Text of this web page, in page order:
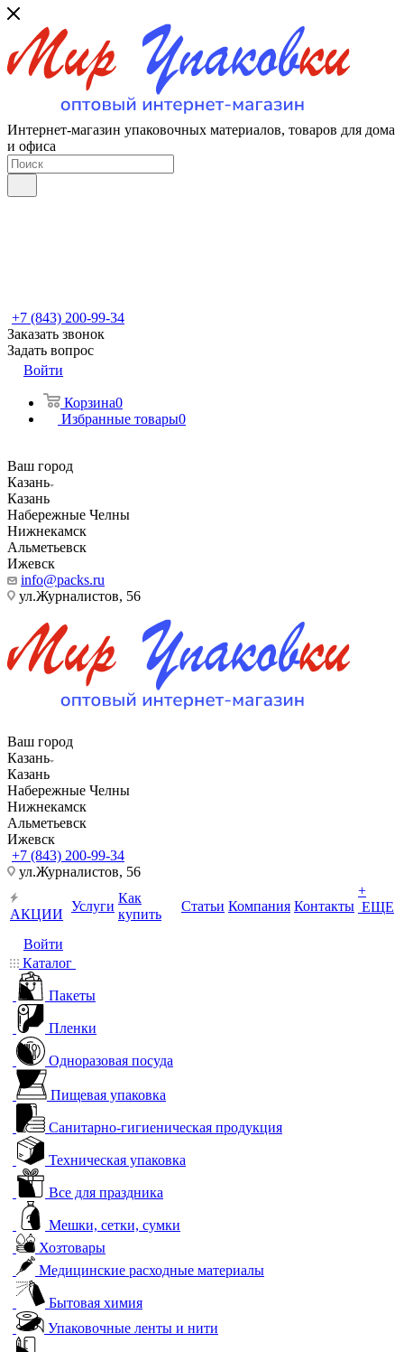
Интернет-магазин упаковочных материалов, товаров для дома
и офиса
+7 (843) 200-99-34
Заказать звонок
Задать вопрос
Войти
Корзина0
Избранные товары0
Ваш город
Казань
Казань
Набережные Челны
Нижнекамск
Альметьевск
Ижевск
info@packs.ru
ул.Журналистов, 56
Ваш город
Казань
Казань
Набережные Челны
Нижнекамск
Альметьевск
Ижевск
+7 (843) 200-99-34
ул.Журналистов, 56
АКЦИИ
Услуги
Как
купить
Статьи Компания Контакты
+
ЕЩЕ
Войти
Каталог
Пакеты
Пленки
Одноразовая посуда
Пищевая упаковка
Санитарно-гигиеническая продукция
Техническая упаковка
Все для праздника
Мешки, сетки, сумки
Хозтовары
Медицинские расходные материалы
Бытовая химия
Упаковочные ленты и нити